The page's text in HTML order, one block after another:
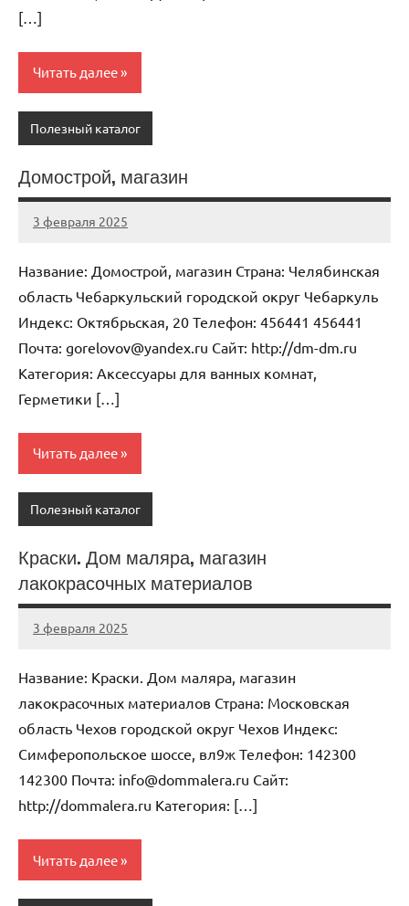
[…]
Читать далее
Полезный каталог
Домострой, магазин
3 февраля 2025
Anisa
Нет
Название: Домострой, магазин Страна: Челябинская
область Чебаркульский городской округ Чебаркуль
Индекс: Октябрьская, 20 Телефон: 456441 456441
Почта: gorelovov@yandex.ru Cайт: http://dm-dm.ru
Категория: Аксессуары для ванных комнат,
Герметики […]
Читать далее
Полезный каталог
Краски. Дом маляра, магазин
лакокрасочных материалов
3 февраля 2025
Anisa
Нет
Название: Краски. Дом маляра, магазин
лакокрасочных материалов Страна: Московская
область Чехов городской округ Чехов Индекс:
Симферопольское шоссе, вл9ж Телефон: 142300
142300 Почта: info@dommalera.ru Cайт:
http://dommalera.ru Категория: […]
Читать далее